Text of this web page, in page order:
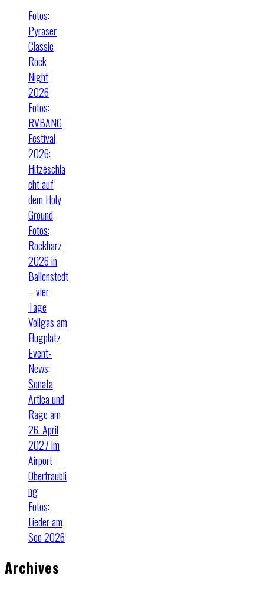
Fotos:
Pyraser
Classic
Rock
Night
2026
Fotos:
RVBANG
Festival
2026:
Hitzeschla
cht auf
dem Holy
Ground
Fotos:
Rockharz
2026 in
Ballenstedt
– vier
Tage
Vollgas am
Flugplatz
Event-
News:
Sonata
Artica und
Rage am
26. April
2027 im
Airport
Obertraubli
ng
Fotos:
Lieder am
See 2026
Archives